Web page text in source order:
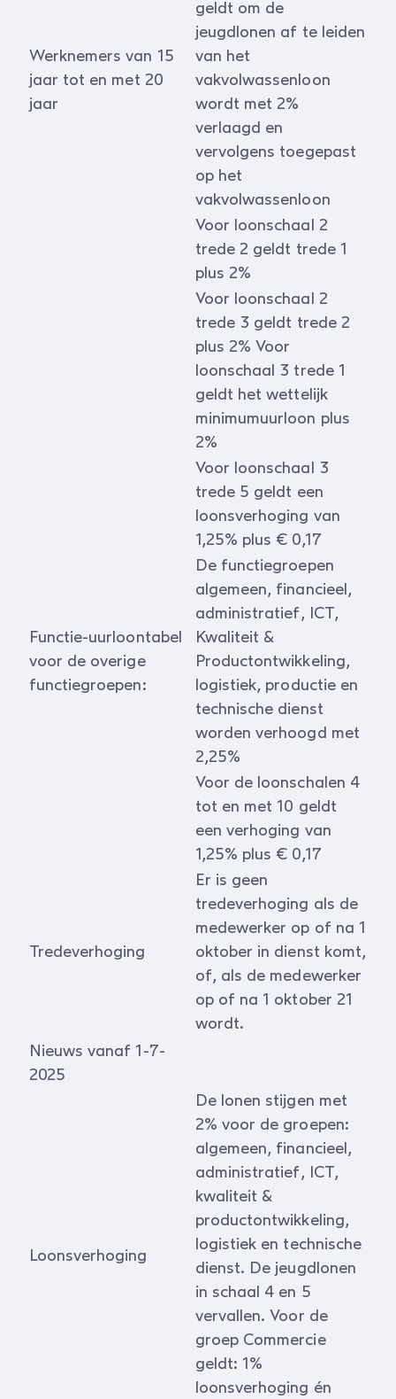
Werknemers van 15
jaar tot en met 20
jaar
geldt om de
jeugdlonen af te leiden
van het
vakvolwassenloon
wordt met 2%
verlaagd en
vervolgens toegepast
op het
vakvolwassenloon
Voor loonschaal 2
trede 2 geldt trede 1
plus 2%
Voor loonschaal 2
trede 3 geldt trede 2
plus 2% Voor
loonschaal 3 trede 1
geldt het wettelijk
minimumuurloon plus
2%
Voor loonschaal 3
trede 5 geldt een
loonsverhoging van
1,25% plus € 0,17
Functie-uurloontabel
voor de overige
functiegroepen:
De functiegroepen
algemeen, financieel,
administratief, ICT,
Kwaliteit &
Productontwikkeling,
logistiek, productie en
technische dienst
worden verhoogd met
2,25%
Voor de loonschalen 4
tot en met 10 geldt
een verhoging van
1,25% plus € 0,17
Tredeverhoging
Er is geen
tredeverhoging als de
medewerker op of na 1
oktober in dienst komt,
of, als de medewerker
op of na 1 oktober 21
wordt.
Nieuws vanaf 1-7-
2025
Loonsverhoging
De lonen stijgen met
2% voor de groepen:
algemeen, financieel,
administratief, ICT,
kwaliteit &
productontwikkeling,
logistiek en technische
dienst. De jeugdlonen
in schaal 4 en 5
vervallen. Voor de
groep Commercie
geldt: 1%
loonsverhoging én